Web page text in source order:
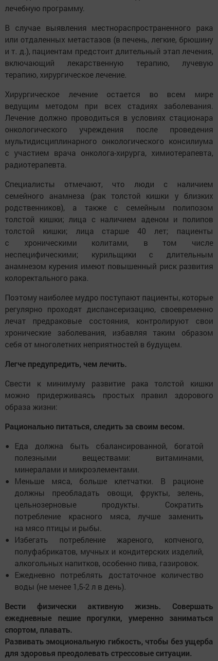
лечебную программу.
В случае выявления местнораспространенного рака
или отдаленных метастазов (в печень, легкие, брюшину
и т. д.), пациентам предстоит длительный этап лечения,
включающий лекарственную терапию, лучевую
терапию, хирургическое лечение.
Хирургическое лечение остается во всем мире
ведущим методом при всех стадиях заболевания.
Лечение должно проводиться в условиях стационара
онкологического учреждения после проведения
мультидисциплинарного онкологического консилиума
с участием врача онколога-хирурга, химиотерапевта,
радиотерапевта.
Специалисты отмечают, что люди с наличием
семейного анамнеза (рак толстой кишки у близких
родственников), а также с семейным полипозом
толстой кишки; лица с наличием аденом и полипов
толстой кишки; лица старше 40 лет; пациенты
с хроническими колитами, в том числе
неспецифическими; курильщики с длительным
анамнезом курения имеют повышенный риск развития
колоректального рака.
Поэтому наиболее мудро поступают пациенты, которые
регулярно проходят диспансеризацию, своевременно
лечат предраковые состояния, контролируют свои
хронические заболевания, избавляя таким образом
себя от многолетних неприятностей в будущем.
Легче предупредить, чем лечить.
Свести к минимуму развитие рака толстой кишки
можно придерживаясь простых правил здорового
образа жизни:
Рационально питаться, следить за своим весом.
Еда должна быть сбалансированной, богатой
полезными веществами: витаминами,
минералами и микроэлементами.
Меньше мяса, больше клетчатки. В рационе
должны преобладать овощи, фрукты, зелень,
цельнозерновые продукты. Сократить
потребление красного мяса, лучше заменить
на мясо птицы и рыбы.
Избегать потребление жареного, копченого,
полуфабрикатов, мучных и кондитерских изделий,
алкогольных напитков, особенно пива, газировок.
Ежедневно потреблять достаточное количество
воды (не менее 1,5-2 л в день).
Вести физически активную жизнь. Совершать
ежедневные пешие прогулки, умеренно заниматься
спортом, плавать.
Развивать эмоциональную гибкость, чтобы без ущерба
для здоровья преодолевать стрессовые ситуации.